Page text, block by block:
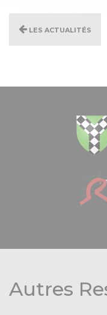
Les actualités
Autres